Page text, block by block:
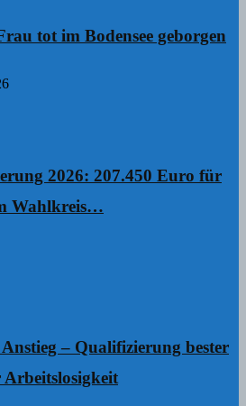
tot im Bodensee geborgen
2026: 207.450 Euro für
Wahlkreis…
– Qualifizierung bester
Arbeitslosigkeit